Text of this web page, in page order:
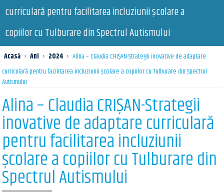
curriculară pentru facilitarea incluziunii școlare a
copiilor cu Tulburare din Spectrul Autismului
Acasă › Ani › 2024 › Alina – Claudia CRIȘAN-Strategii inovative de adaptare
curriculară pentru facilitarea incluziunii școlare a copiilor cu Tulburare din Spectrul
Autismului
Alina – Claudia CRIȘAN-Strategii
inovative de adaptare curriculară
pentru facilitarea incluziunii
școlare a copiilor cu Tulburare din
Spectrul Autismului